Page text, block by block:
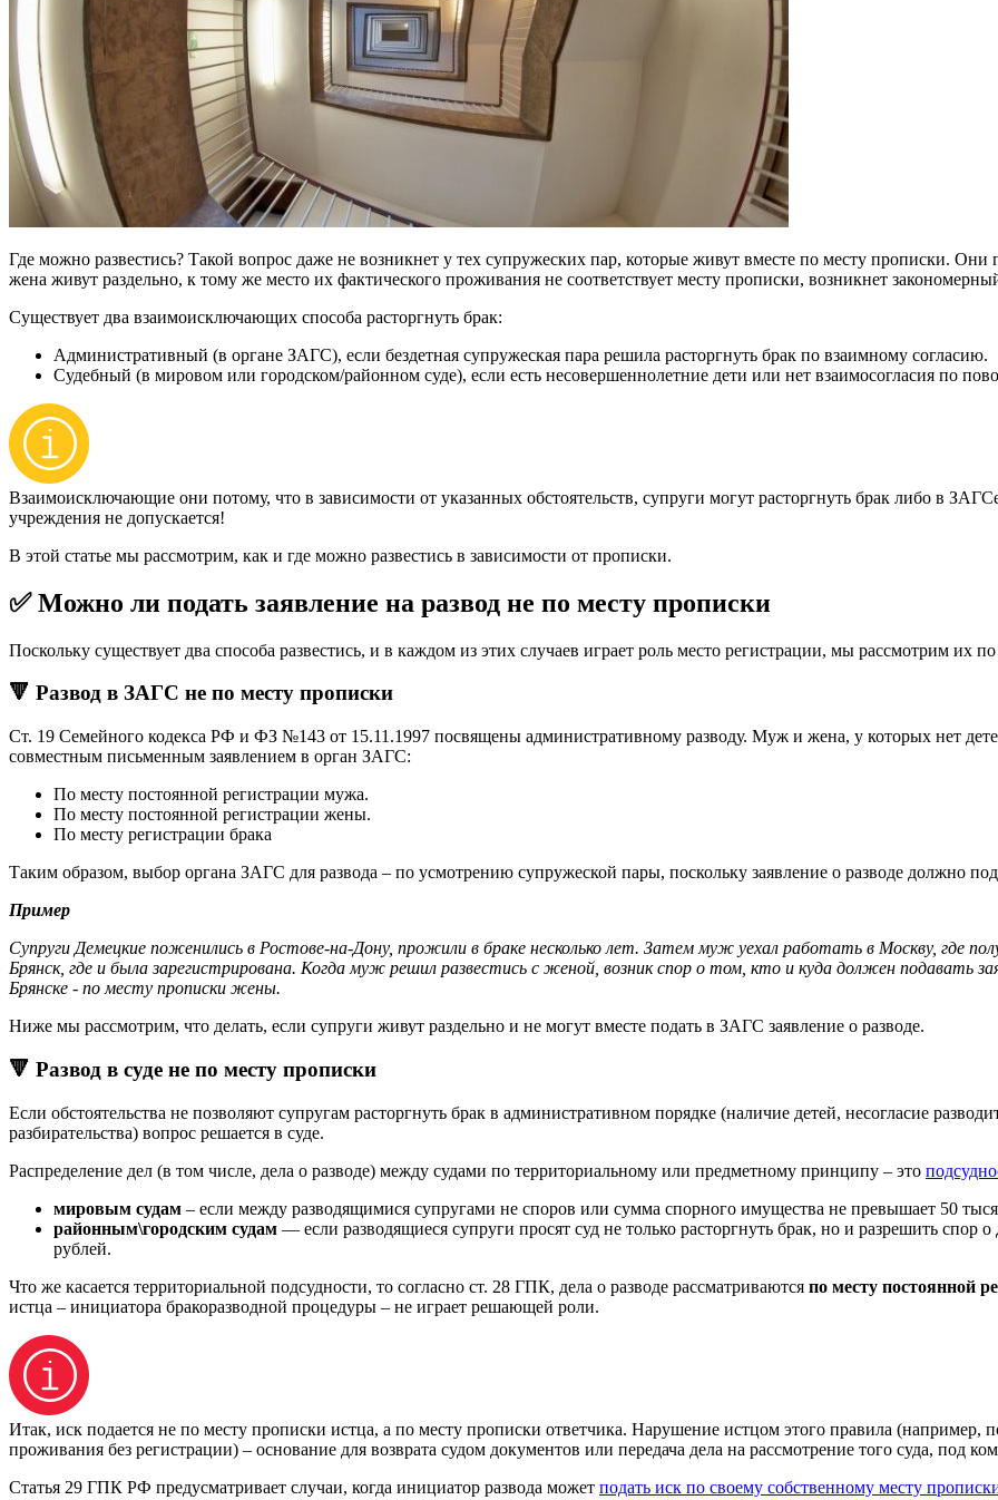
Где можно развестись? Такой вопрос даже не возникнет у тех супружеских пар, которые живут вместе по месту прописки.
жена живут раздельно, к тому же место их фактического проживания не соответствует месту прописки, возникнет
Существует два взаимоисключающих способа расторгнуть брак:
Административный (в органе ЗАГС), если бездетная супружеская пара решила расторгнуть брак по взаимному согласию.
Судебный (в мировом или городском/районном суде), если есть несовершеннолетние дети или нет взаимосогласия по
Взаимоисключающие они потому, что в зависимости от указанных обстоятельств, супруги могут расторгнуть брак либо в
учреждения не допускается!
В этой статье мы рассмотрим, как и где можно развестись в зависимости от прописки.
✅ Можно ли подать заявление на развод не по месту прописки
Поскольку существует два способа развестись, и в каждом из этих случаев играет роль место регистрации, мы рассмотрим их
🔻 Развод в ЗАГС не по месту прописки
Ст. 19 Семейного кодекса РФ и ФЗ №143 от 15.11.1997 посвящены административному разводу. Муж и жена, у которых нет
совместным письменным заявлением в орган ЗАГС:
По месту постоянной регистрации мужа.
По месту постоянной регистрации жены.
По месту регистрации брака
Таким образом, выбор органа ЗАГС для развода – по усмотрению супружеской пары, поскольку заявление о разводе должно
Пример
Супруги Демецкие поженились в Ростове-на-Дону, прожили в браке несколько лет. Затем муж уехал работать в Москву, где
Брянск, где и была зарегистрирована. Когда муж решил развестись с женой, возник спор о том, кто и куда должен подавать
Брянске - по месту прописки жены.
Ниже мы рассмотрим, что делать, если супруги живут раздельно и не могут вместе подать в ЗАГС заявление о разводе.
🔻 Развод в суде не по месту прописки
Если обстоятельства не позволяют супругам расторгнуть брак в административном порядке (наличие детей, несогласие
разбирательства) вопрос решается в суде.
Распределение дел (в том числе, дела о разводе) между судами по территориальному или предметному принципу – это
мировым судам – если между разводящимися супругами не споров или сумма спорного имущества не превышает 50
районным\городским судам — если разводящиеся супруги просят суд не только расторгнуть брак, но и разрешить
рублей.
Что же касается территориальной подсудности, то согласно ст. 28 ГПК, дела о разводе рассматриваются по месту постоянной
истца – инициатора бракоразводной процедуры – не играет решающей роли.
Итак, иск подается не по месту прописки истца, а по месту прописки ответчика. Нарушение истцом этого правила (например,
проживания без регистрации) – основание для возврата судом документов или передача дела на рассмотрение того суда, под
Статья 29 ГПК РФ предусматривает случаи, когда инициатор развода может подать иск по своему собственному месту